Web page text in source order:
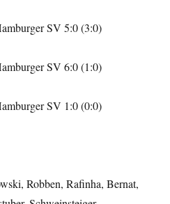
SV 5:0 (3:0)
SV 6:0 (1:0)
SV 1:0 (0:0)
Robben, Rafinha, Bernat,